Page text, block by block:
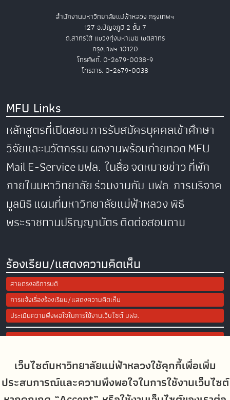
เว็บไซต์มหาวิทยาลัยแม่ฟ้าหลวงใช้คุกกี้เพื่อเพิ่ม
ประสบการณ์และความพึงพอใจในการใช้งานเว็บไซต์
สำนักงานมหาวิทยาลัยแม่ฟ้าหลวง กรุงเทพฯ
127 อ.ปัญจภูมิ 2 ชั้น 7
ถ.สาทรใต้ แขวงทุ่งมหาเมฆ เขตสาทร
กรุงเทพฯ 10120
โทรศัพท์. 0-2679-0038-9
โทรสาร. 0-2679-0038
MFU Links
หลักสูตรที่เปิดสอนการรับสมัครบุคคลเข้าศึกษา
วิจัยและนวัตกรรมผลงานพร้อมถ่ายทอดMFU
MailE-Serviceมฟล. ในสื่อจดหมายข่าวที่พัก
ภายในมหาวิทยาลัยร่วมงานกับ มฟล.การบริจาค
มูลนิธิแผนที่มหาวิทยาลัยแม่ฟ้าหลวงพิธี
พระราชทานปริญญาบัตรติดต่อสอบถาม
ร้องเรียน/แสดงความคิดเห็น
สายตรงอธิการบดี
การแจ้งเรื่องร้องเรียน/แสดงความคิดเห็น
ประเมินความพึงพอใจในการใช้งานเว็บไซต์ มฟล.
Site Map
Social Media